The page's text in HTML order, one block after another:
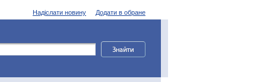
Додати в обране
Надіслати новину